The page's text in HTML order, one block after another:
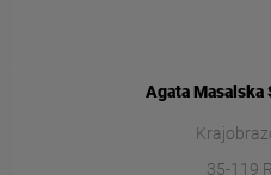
Agata Masalska
35-119